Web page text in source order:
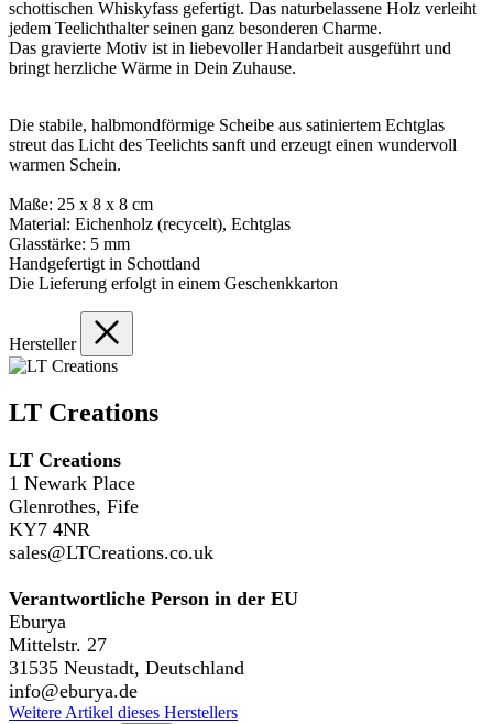
schottischen Whiskyfass gefertigt. Das naturbelassene Holz verleiht
jedem Teelichthalter seinen ganz besonderen Charme.
Das gravierte Motiv ist in liebevoller Handarbeit ausgeführt und
bringt herzliche Wärme in Dein Zuhause.
Die stabile, halbmondförmige Scheibe aus satiniertem Echtglas
streut das Licht des Teelichts sanft und erzeugt einen wundervoll
warmen Schein.
Maße: 25 x 8 x 8 cm
Material: Eichenholz (recycelt), Echtglas
Glasstärke: 5 mm
Handgefertigt in Schottland
Die Lieferung erfolgt in einem Geschenkkarton
Hersteller
LT Creations
LT Creations
1 Newark Place
Glenrothes, Fife
KY7 4NR
sales@LTCreations.co.uk
Verantwortliche Person in der EU
Eburya
Mittelstr. 27
31535 Neustadt, Deutschland
info@eburya.de
Weitere Artikel dieses Herstellers